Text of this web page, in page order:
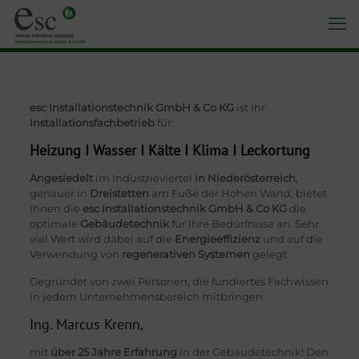
esc Installationstechnik GmbH & Co KGist Ihr
Installationsfachbetriebfür:
Heizung I Wasser I Kälte I Klima I Leckortung
Angesiedelt im Industrieviertel in Niederösterreich
genauer in Dreistetten am Fuße der Hohen Wand, bietet
Ihnen die esc Installationstechnik GmbH & Co KGdie
optimale Gebäudetechnik für Ihre Bedürfnisse an. Sehr
viel Wert wird dabei auf die Energieeffizienz und auf die
Verwendung von regenerativen Systemen gelegt.
Gegründet von zwei Personen, die fundiertes Fachwissen
in jedem Unternehmensbereich mitbringen:
Ing. Marcus Krenn,
mit über 25 Jahre Erfahrung in der Gebäudetechnik! Den